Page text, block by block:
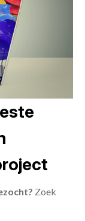
Zoek